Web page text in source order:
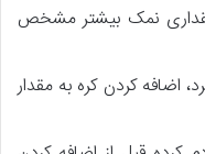
نمک بیشتر مشخص
اضافه کردن کره به مقدار